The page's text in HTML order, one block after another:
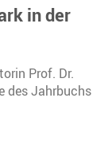
in der
Prof. Dr.
des Jahrbuchs